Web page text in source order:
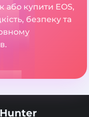
або купити EOS,
безпеку та